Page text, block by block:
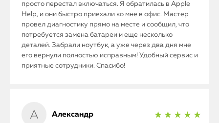
просто перестал включаться. Я обратилась в Apple
Help, и они быстро приехали ко мне в офис. Мастер
провел диагностику прямо на месте и сообщил, что
потребуется замена батареи и еще несколько
деталей. Забрали ноутбук, а уже через два дня мне
его вернули полностью исправным! Удобный сервис и
приятные сотрудники. Спасибо!
Александр ★ ★ ★ ★ ★